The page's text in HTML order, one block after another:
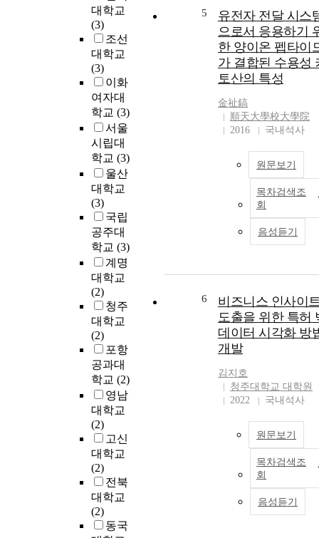
대학교
(3)
조선
대학교
(3)
이화
여자대
학교 (3)
서울
시립대
학교 (3)
울산
대학교
(3)
국립
공주대
학교 (3)
계명
대학교
(2)
청주
대학교
(2)
포항
공과대
학교 (2)
영남
대학교
(2)
고신
대학교
(2)
전북
대학교
(2)
동국
5
유전자 전달 시스
으로서 응용하기
한 양이온 펩타이
가 결합된 수용성
토산의 특성
金祉鎬
順天大學校大學院
2016
국내석사
원문보기
목차검색조
회
음성듣기
6
비즈니스 인사이
도출을 위한 특허
데이터 시각화 방
개발
김지호
청주대학교 대학원
2022
국내석사
원문보기
목차검색조
회
음성듣기